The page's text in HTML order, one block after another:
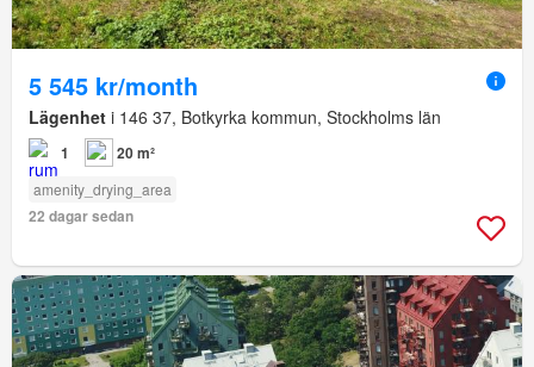
5 545 kr/month
Lägenhet i 146 37, Botkyrka kommun, Stockholms län
1 20 m²
amenity_drying_area
22 dagar sedan